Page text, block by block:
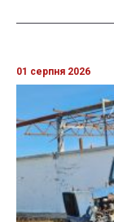
01 серпня 2026